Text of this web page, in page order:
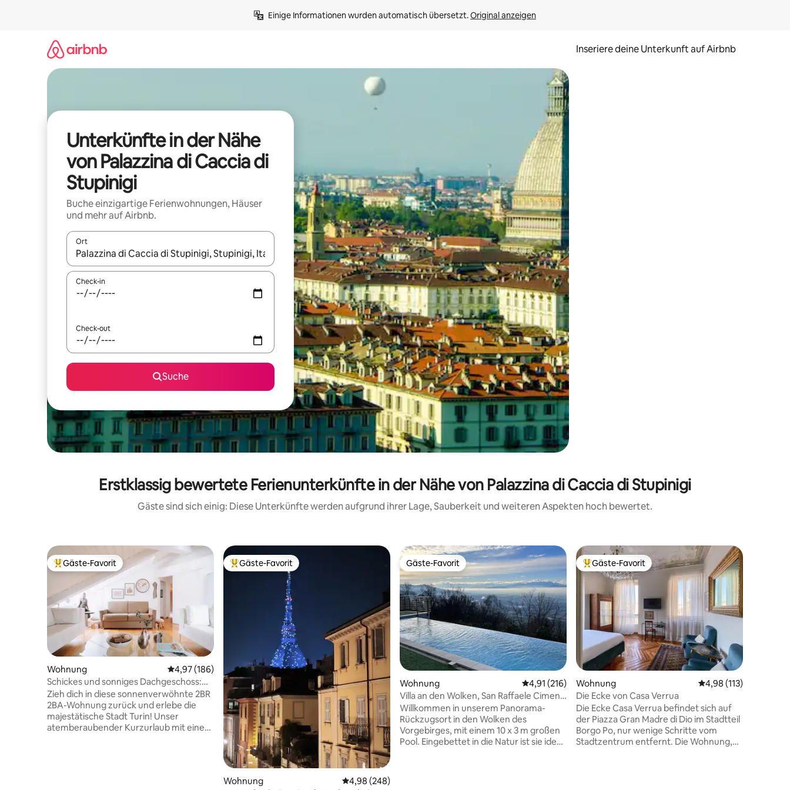
Einige Informationen wurden automatisch übersetzt. Original anzeigen
Inseriere deine Unterkunft auf Airbnb
Unterkünfte in der Nähe
von Palazzina di Caccia di
Stupinigi
Buche einzigartige Ferienwohnungen, Häuser
und mehr auf Airbnb.
Ort
Wenn Ergebnisse verfügbar sind, navigiere mit den Pfeiltasten nach oben und unten oder erkunde die Ergebnisse durch Berühren oder Wischgesten.
Check-in
Check-out
Suche
Erstklassig bewertete Ferienunterkünfte in der Nähe von Palazzina di Caccia di Stupinigi
Gäste sind sich einig: Diese Unterkünfte werden aufgrund ihrer Lage, Sauberkeit und weiteren Aspekten hoch bewertet.
Beliebter Gäste-Favorit.
Gäste-Favorit
Wohnung Durchschnittliche Bewertung: 4,97 von 5, 186 Bewertungen
4,97 (186)
Schickes und sonniges Dachgeschoss:
Alles in der Nähe ~ Klimaanlage und
WLAN
Zieh dich in diese sonnenverwöhnte 2BR
2BA-Wohnung zurück und erlebe die
majestätische Stadt Turin! Unser
atemberaubender Kurzurlaub mit einem
Beliebter Gäste-Favorit.
Gäste-Favorit
Wohnung Durchschnittliche Bewertung: 4,98 von 5, 248 Bewertungen
4,98 (248)
Gäste-Favorit
Gäste-Favorit
Wohnung Durchschnittliche Bewertung: 4,91 von 5, 216 Bewertungen
4,91 (216)
Villa an den Wolken, San Raffaele Cimena
(TO)
Willkommen in unserem Panorama-
Rückzugsort in den Wolken des
Vorgebirges, mit einem 10 x 3 m großen
Pool. Eingebettet in die Natur ist sie ideal
Beliebter Gäste-Favorit.
Gäste-Favorit
Wohnung Durchschnittliche
4,98 (113)
Die Ecke von Casa Verrua
Die Ecke Casa Verrua befindet sich auf
der Piazza Gran Madre di Dio im Stadtteil
Borgo Po, nur wenige Schritte vom
Stadtzentrum entfernt. Die Wohnung,